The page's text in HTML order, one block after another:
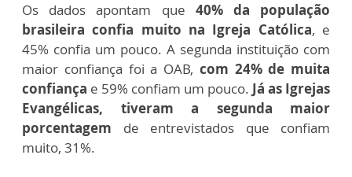
Os dados apontam que 40% da população
brasileira confia muito na Igreja Católica, e
45% confia um pouco. A segunda instituição com
maior confiança foi a OAB, com 24% de muita
confiança e 59% confiam um pouco. Já as Igrejas
Evangélicas, tiveram a segunda maior
porcentagem de entrevistados que confiam
muito, 31%.